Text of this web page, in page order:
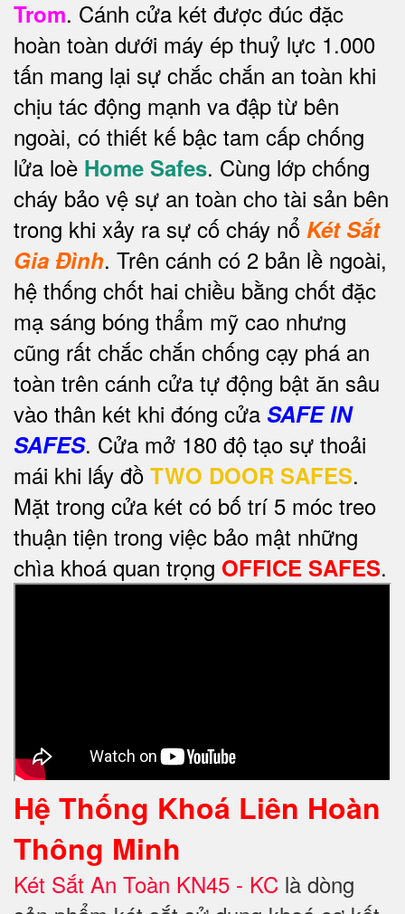
Trom. Cánh cửa két được đúc đặc
hoàn toàn dưới máy ép thuỷ lực 1.000
tấn mang lại sự chắc chắn an toàn khi
chịu tác động mạnh va đập từ bên
ngoài, có thiết kế bậc tam cấp chống
lửa loè Home Safes. Cùng lớp chống
cháy bảo vệ sự an toàn cho tài sản bên
trong khi xảy ra sự cố cháy nổ Két Sắt
Gia Đình. Trên cánh có 2 bản lề ngoài,
hệ thống chốt hai chiều bằng chốt đặc
mạ sáng bóng thẩm mỹ cao nhưng
cũng rất chắc chắn chống cạy phá an
toàn trên cánh cửa tự động bật ăn sâu
vào thân két khi đóng cửa SAFE IN
SAFES. Cửa mở 180 độ tạo sự thoải
mái khi lấy đồ TWO DOOR SAFES.
Mặt trong cửa két có bố trí 5 móc treo
thuận tiện trong việc bảo mật những
chìa khoá quan trọng OFFICE SAFES.
Hệ Thống Khoá Liên Hoàn
Thông Minh
Két Sắt An Toàn KN45 - KC là dòng